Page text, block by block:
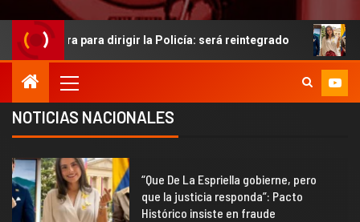
para dirigir la Policía: será reintegrado “Que De
NOTICIAS NACIONALES
2
“Que De La Espriella gobierne, pero
que la justicia responda”: Pacto
Histórico insiste en fraude